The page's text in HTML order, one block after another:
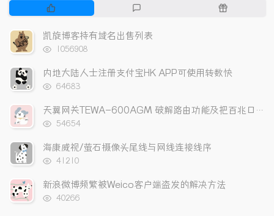
P
o
p
u
a
r
r
t
c
l
s
t
t
m
n
R
m
t
凯旋博客持有域名出售列表
浏
次
数:
1056908
内地大陆人士注册支付宝HK APP可使用转数快
浏
次
数:
64683
天翼网关TEWA-600AGM 破解路由功能及把百兆口改成上网口
浏
次
数:
54654
海康威视/萤石摄像头尾线与网线连接线序
浏
次
数:
41210
新浪微博频繁被Weico客户端盗发的解决方法
浏
40266